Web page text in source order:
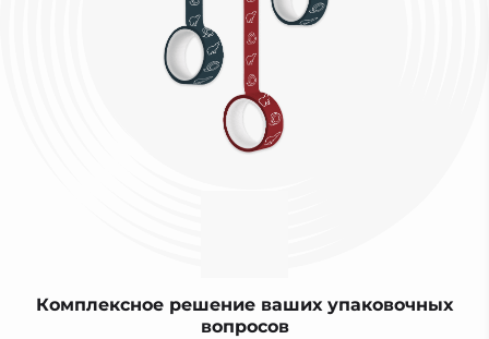
Комплексное решение ваших упаковочных
вопросов